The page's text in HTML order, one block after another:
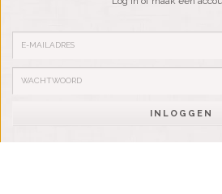
INLOGGEN